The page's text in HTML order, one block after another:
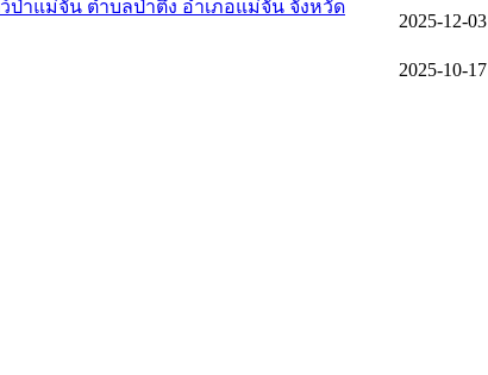
2025-12-03
2025-10-17